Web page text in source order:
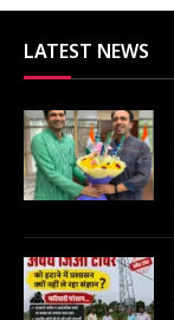
LATEST NEWS